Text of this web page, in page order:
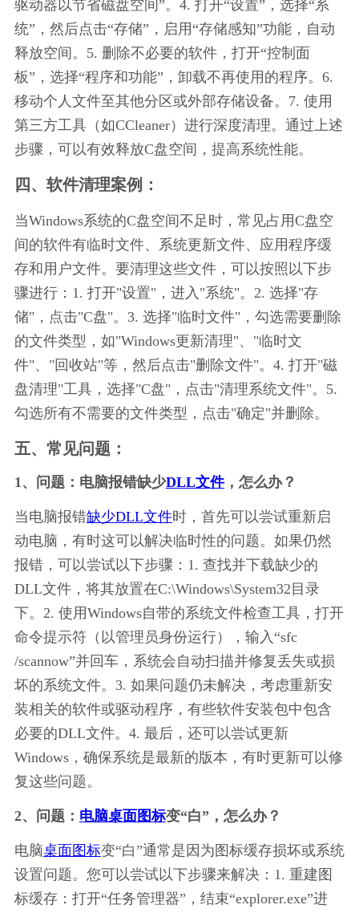
驱动器以节省磁盘空间”。4. 打开“设置”，选择“系
统”，然后点击“存储”，启用“存储感知”功能，自动
释放空间。5. 删除不必要的软件，打开“控制面
板”，选择“程序和功能”，卸载不再使用的程序。6.
移动个人文件至其他分区或外部存储设备。7. 使用
第三方工具（如CCleaner）进行深度清理。通过上述
步骤，可以有效释放C盘空间，提高系统性能。
四、软件清理案例：
当Windows系统的C盘空间不足时，常见占用C盘空
间的软件有临时文件、系统更新文件、应用程序缓
存和用户文件。要清理这些文件，可以按照以下步
骤进行：1. 打开"设置"，进入"系统"。2. 选择"存
储"，点击"C盘"。3. 选择"临时文件"，勾选需要删除
的文件类型，如"Windows更新清理"、"临时文
件"、"回收站"等，然后点击"删除文件"。4. 打开"磁
盘清理"工具，选择"C盘"，点击"清理系统文件"。5.
勾选所有不需要的文件类型，点击"确定"并删除。
五、常见问题：
1、问题：电脑报错缺少DLL文件，怎么办？
当电脑报错缺少DLL文件时，首先可以尝试重新启
动电脑，有时这可以解决临时性的问题。如果仍然
报错，可以尝试以下步骤：1. 查找并下载缺少的
DLL文件，将其放置在C:\Windows\System32目录
下。2. 使用Windows自带的系统文件检查工具，打开
命令提示符（以管理员身份运行），输入“sfc
/scannow”并回车，系统会自动扫描并修复丢失或损
坏的系统文件。3. 如果问题仍未解决，考虑重新安
装相关的软件或驱动程序，有些软件安装包中包含
必要的DLL文件。4. 最后，还可以尝试更新
Windows，确保系统是最新的版本，有时更新可以修
复这些问题。
2、问题： 电脑桌面图标变“白”，怎么办？
电脑桌面图标变“白”通常是因为图标缓存损坏或系统
设置问题。您可以尝试以下步骤来解决：1. 重建图
标缓存：打开“任务管理器”，结束“explorer.exe”进